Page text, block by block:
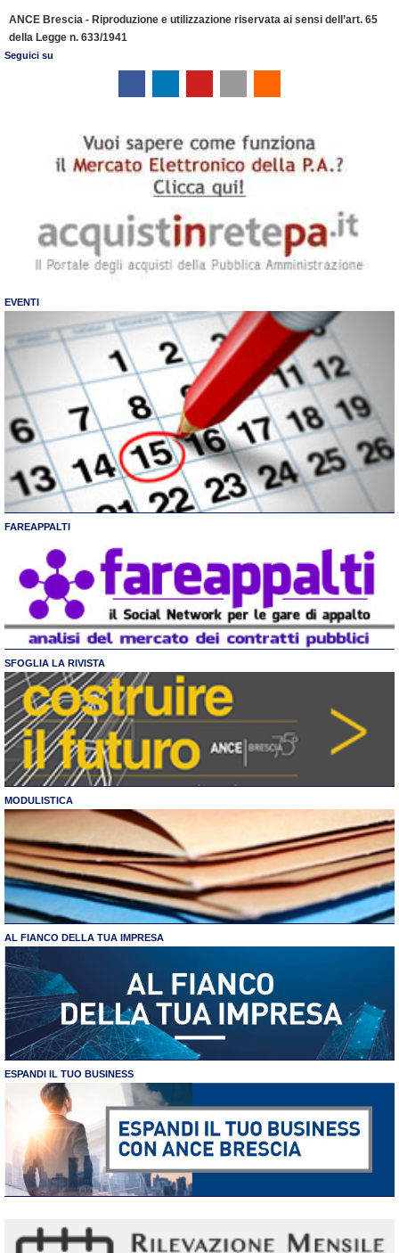
ANCE Brescia - Riproduzione e utilizzazione riservata ai sensi dell’art. 65
della Legge n. 633/1941
Seguici su
EVENTI
FAREAPPALTI
SFOGLIA LA RIVISTA
MODULISTICA
AL FIANCO DELLA TUA IMPRESA
ESPANDI IL TUO BUSINESS